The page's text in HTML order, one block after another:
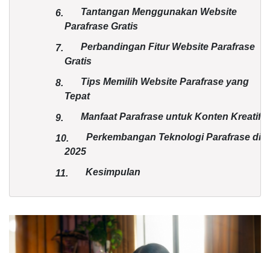
6.
Tantangan Menggunakan Website
Parafrase Gratis
7.
Perbandingan Fitur Website Parafrase
Gratis
8.
Tips Memilih Website Parafrase yang
Tepat
9. Manfaat Parafrase untuk Konten Kreatif
10.
Perkembangan Teknologi Parafrase di
2025
11. Kesimpulan